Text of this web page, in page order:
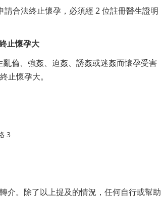
合法終止懷孕，必須經 2 位註冊醫生證明
止懷孕大
倫、強姦、迫姦、誘姦或迷姦而懷孕受害
止懷孕大。
3
介。除了以上提及的情況，任何自行或幫助